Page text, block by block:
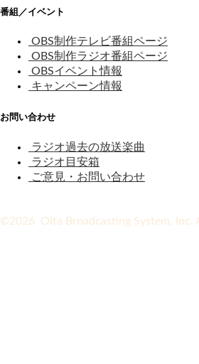
番組／イベント
OBS制作テレビ番組ページ
OBS制作ラジオ番組ページ
OBSイベント情報
キャンペーン情報
お問い合わせ
ラジオ過去の放送楽曲
ラジオ目安箱
ご意見・お問い合わせ
©2026 Oita Broadcasting System, Inc.